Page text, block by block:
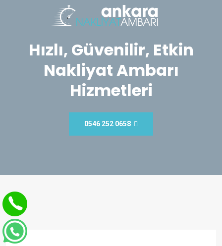
Hızlı, Güvenilir, Etkin
Nakliyat Ambarı
Hizmetleri
0546 252 0658